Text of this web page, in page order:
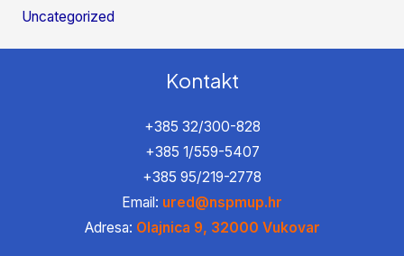
Uncategorized
Kontakt
+385 32/300-828
+385 1/559-5407
+385 95/219-2778
Email: ured@nspmup.hr
Adresa: Olajnica 9, 32000 Vukovar